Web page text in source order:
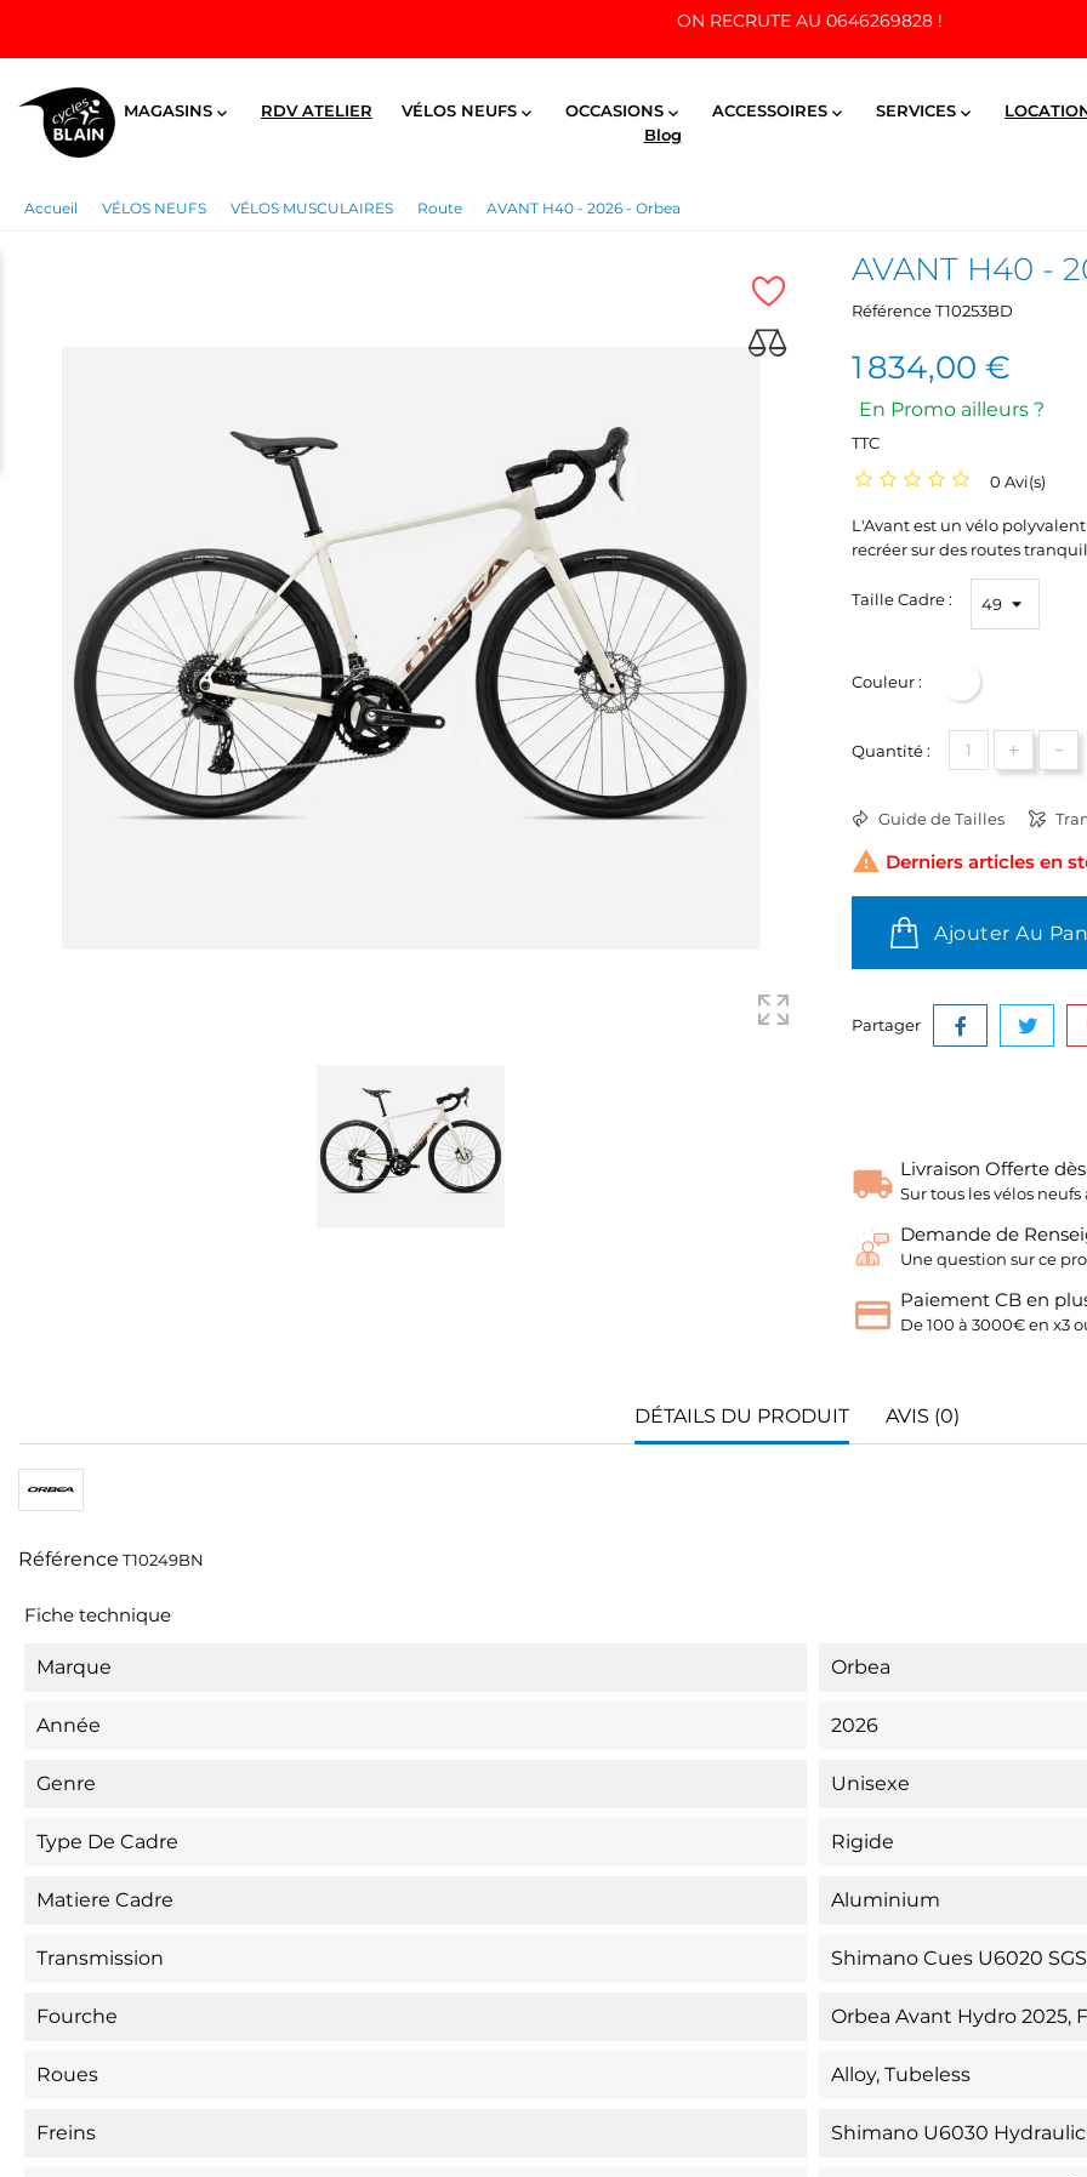
ON RECRUTE AU 0646269828 !
MAGASINS  RDV ATELIER VÉLOS NEUFS  OCCASIONS  ACCESSOIRES  SERVICES 
Blog
Accueil VÉLOS NEUFS VÉLOS MUSCULAIRES Route AVANT H40 - 2026 - Orbea
AVANT H40 -
RéférenceT10253BD
1 834,00 €
En Promo ailleurs ?
TTC
0 Avi(s)
L'Avant est un vélo
recréer sur des routes
Taille Cadre :
Couleur : Blanc
Quantité : + -
Guide de Tailles
 Derniers articles en
Ajouter Au
Partager
Livraison Offerte
Sur tous les vélos neufs
Demande de
Une question sur ce
Paiement CB en
De 100 à 3000€ en x3
DÉTAILS DU PRODUIT AVIS (0)
Référence T10249BN
Fiche technique
Marque Orbea
Année 2026
Genre Unisexe
Type De Cadre Rigide
Matiere Cadre Aluminium
Transmission Shimano Cues U6020
Fourche Orbea Avant Hydro 2025,
Roues Alloy, Tubeless
Freins Shimano U6030